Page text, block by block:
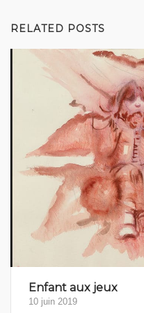
RELATED POSTS
Enfant aux jeux
10 juin 2019